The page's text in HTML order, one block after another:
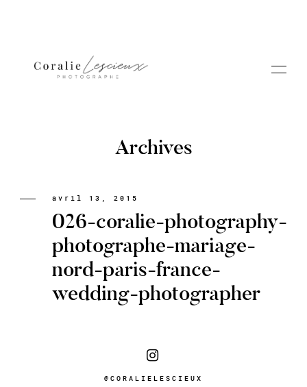
Portfolio
A PROPOS CORALIE
Archives
avril 13, 2015
026-coralie-photography-
photographe-mariage-
nord-paris-france-
wedding-photographer
@CORALIELESCIEUX